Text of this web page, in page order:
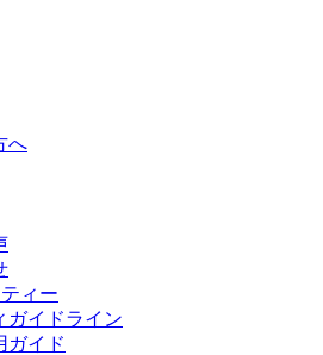
へ
ィー
ガイドライン
ガイド